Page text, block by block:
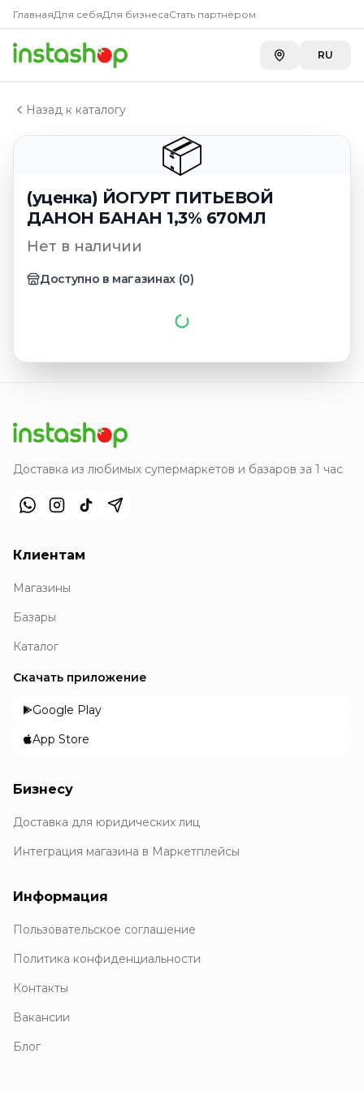
ГлавнаяДля себяДля бизнесаСтать партнёром
RU
Назад к каталогу
📦
(уценка) ЙОГУРТ ПИТЬЕВОЙ
ДАНОН БАНАН 1,3% 670МЛ
Нет в наличии
Доступно в магазинах (0)
Главная
Каталог
(уценка) ЙОГУРТ ПИТЬЕВОЙ ДАНОН БАНАН 1,3%
Доставка из любимых супермаркетов и базаров за 1 час
Клиентам
Магазины
Базары
Каталог
Скачать приложение
Google Play
App Store
Бизнесу
Доставка для юридических лиц
Интеграция магазина в Маркетплейсы
Информация
Пользовательское соглашение
Политика конфиденциальности
Контакты
Вакансии
Блог